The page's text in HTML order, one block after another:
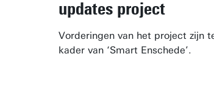
updates project
Vorderingen van het project zijn
kader van ‘Smart Enschede’.